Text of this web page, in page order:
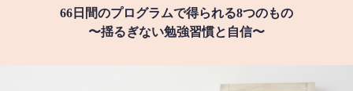
66日間のプログラムで得られる8つのもの
〜揺るぎない勉強習慣と自信〜